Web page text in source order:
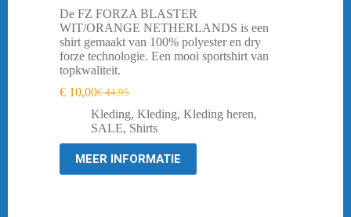
De FZ FORZA BLASTER
WIT/ORANGE NETHERLANDS is een
shirt gemaakt van 100% polyester en dry
forze technologie. Een mooi sportshirt van
topkwaliteit.
€44,95
Oorspronkelijke
prijs
was:
€ 44,95.
€ 10,00Huidige
prijs
is:
€ 10,00.
Kleding, Kleding, Kleding heren,
SALE, Shirts
MEER INFORMATIE